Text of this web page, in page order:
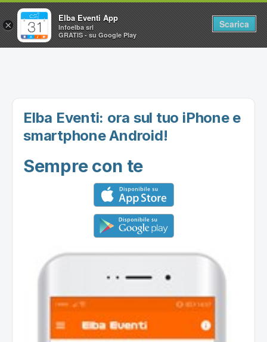
Home
Utilità
Vacanze all'Isola d'Elba
Elba Eventi: ora sul tuo iPhone e
smartphone Android!
Sempre con te
×
Elba Eventi App
Infoelba srl
GRATIS - su Google Play
Scarica